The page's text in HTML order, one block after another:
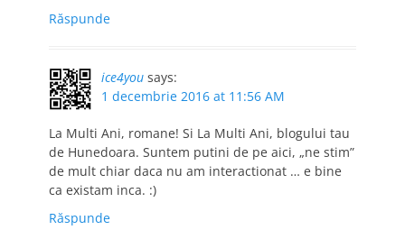
Răspunde
ice4you says:
1 decembrie 2016 at 11:56 AM
La Multi Ani, romane! Si La Multi Ani, blogului tau
de Hunedoara. Suntem putini de pe aici, „ne stim”
de mult chiar daca nu am interactionat … e bine
ca existam inca. :)
Răspunde